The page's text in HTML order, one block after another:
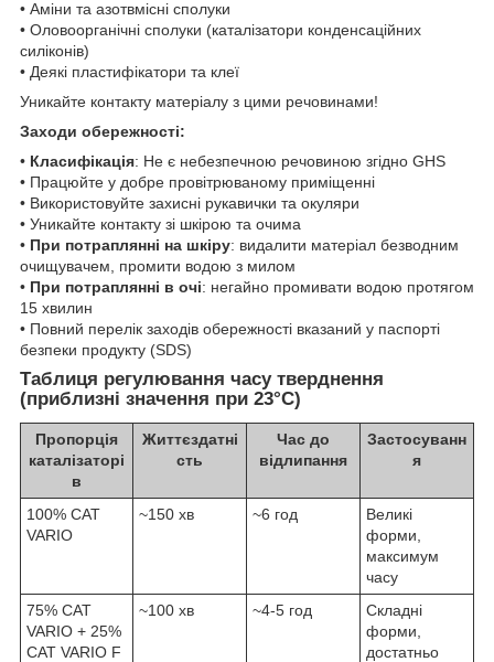
• Аміни та азотвмісні сполуки
• Оловоорганічні сполуки (каталізатори конденсаційних
силіконів)
• Деякі пластифікатори та клеї
Уникайте контакту матеріалу з цими речовинами!
Заходи обережності:
• Класифікація: Не є небезпечною речовиною згідно GHS
• Працюйте у добре провітрюваному приміщенні
• Використовуйте захисні рукавички та окуляри
• Уникайте контакту зі шкірою та очима
• При потраплянні на шкіру: видалити матеріал безводним
очищувачем, промити водою з милом
• При потраплянні в очі: негайно промивати водою протягом
15 хвилин
• Повний перелік заходів обережності вказаний у паспорті
безпеки продукту (SDS)
Таблиця регулювання часу тверднення
(приблизні значення при 23°C)
Пропорція
каталізаторі
в
Життєздатні
сть
Час до
відлипання
Застосуванн
я
100% CAT
VARIO
~150 хв ~6 год
Великі
форми,
максимум
часу
75% CAT
VARIO + 25%
CAT VARIO F
~100 хв ~4-5 год
Складні
форми,
достатньо